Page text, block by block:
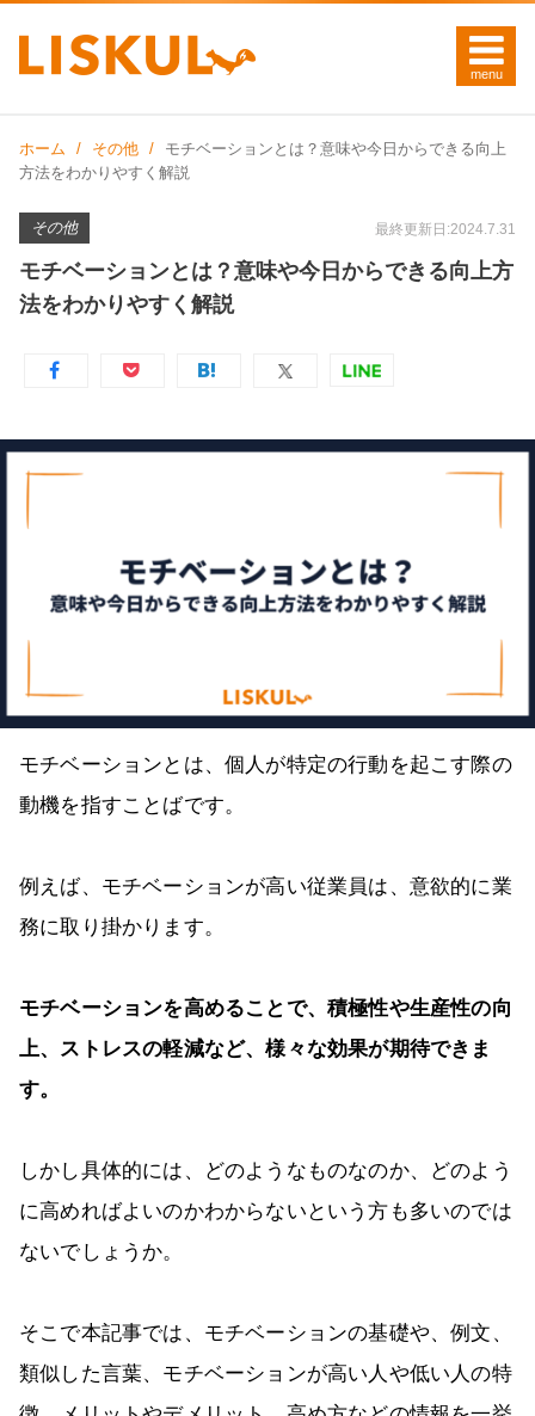
ホーム その他
モチベーションとは？意味や今日からできる向上
方法をわかりやすく解説
その他 最終更新日:2024.7.31
モチベーションとは？意味や今日からできる向上方
法をわかりやすく解説
モチベーションとは、個人が特定の行動を起こす際の
動機を指すことばです。
例えば、モチベーションが高い従業員は、意欲的に業
務に取り掛かります。
モチベーションを高めることで、積極性や生産性の向
上、ストレスの軽減など、様々な効果が期待できま
す。
しかし具体的には、どのようなものなのか、どのよう
に高めればよいのかわからないという方も多いのでは
ないでしょうか。
そこで本記事では、モチベーションの基礎や、例文、
類似した言葉、モチベーションが高い人や低い人の特